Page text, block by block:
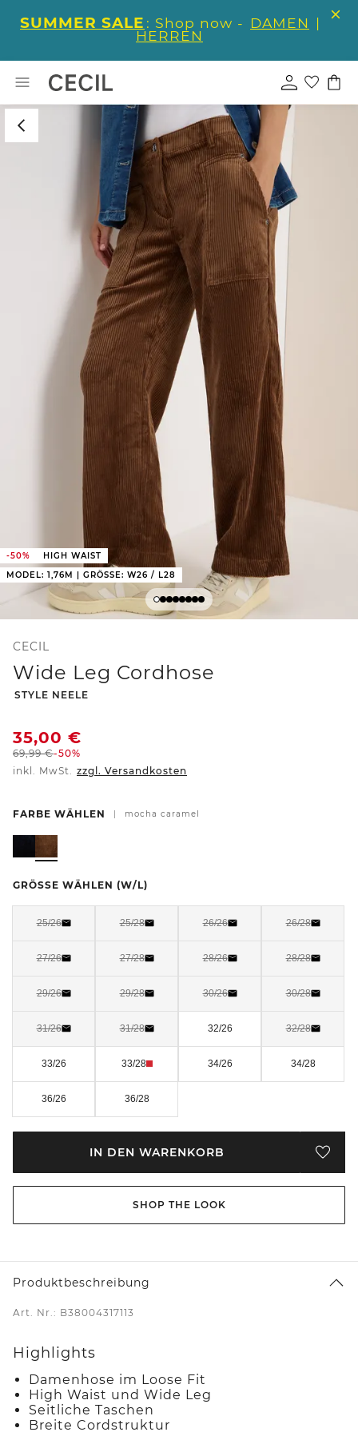
SUMMER SALE : Shop now - DAMEN |
HERREN
-50%
HIGH WAIST
MODEL: 1,76M | GRÖSSE: W26 / L28
CECIL
Wide Leg Cordhose
-
STYLE NEELE
35,00 €
69,99€-50%
inkl. MwSt. zzgl. Versandkosten
FARBE WÄHLEN mocha caramel
GRÖSSE WÄHLEN (W/L)
25/26 25/28 26/26 26/28
27/26 27/28 28/26 28/28
29/26 29/28 30/26 30/28
31/26 31/28 32/26 32/28
33/26 33/28 34/26 34/28
36/26 36/28
IN DEN WARENKORB
SHOP THE LOOK
Produktbeschreibung
Art. Nr.: B38004317113
Highlights
Damenhose im Loose Fit
High Waist und Wide Leg
Seitliche Taschen
Breite Cordstruktur